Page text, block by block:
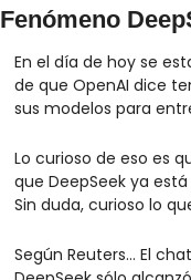
Fenómeno
En el día de hoy se
de que OpenAI dice
sus modelos para
Lo curioso de eso es
que DeepSeek ya
Sin duda, curioso lo
Según Reuters… El